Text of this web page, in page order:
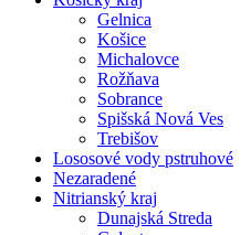
Gelnica
Košice
Michalovce
Rožňava
Sobrance
Spišská Nová Ves
Trebišov
Lososové vody pstruhové
Nezaradené
Nitrianský kraj
Dunajská Streda